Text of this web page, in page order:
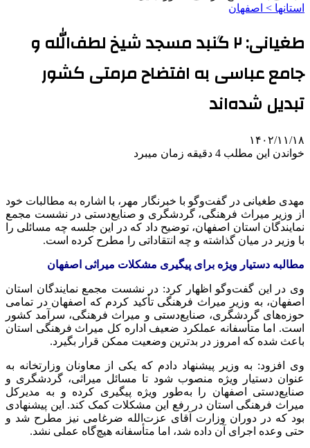
استانها > اصفهان
طغیانی: ۲ گنبد مسجد شیخ لطف‌الله و
جامع عباسی به افتضاح مرمتی کشور
تبدیل شده‌اند
۱۴۰۲/۱۱/۱۸
خواندن این مطلب 4 دقیقه زمان میبرد
مهدی طغیانی در گفت‌وگو با خبرنگار مهر، با اشاره به مطالبات خود
از وزیر میراث فرهنگی، گردشگری و صنایع‌دستی در نشست مجمع
نمایندگان استان اصفهان، توضیح داد که در این جلسه چه مسائلی را
با وزیر در میان گذاشته و چه انتقاداتی را مطرح کرده است.
مطالبه دستیار ویژه برای پیگیری مشکلات میراثی اصفهان
وی در این گفت‌وگو اظهار کرد: در نشست مجمع نمایندگان استان
اصفهان، به وزیر میراث فرهنگی تأکید کردم که اصفهان در تمامی
حوزه‌های گردشگری، صنایع‌دستی و میراث فرهنگی، سرآمد کشور
است. اما متأسفانه عملکرد ضعیف اداره کل میراث فرهنگی استان
باعث شده که امروز در بدترین وضعیت ممکن قرار بگیرد.
وی افزود: به وزیر پیشنهاد دادم که یکی از معاونان وزارتخانه به
عنوان دستیار ویژه منصوب شود تا مسائل میراثی، گردشگری و
صنایع‌دستی اصفهان را به‌طور ویژه پیگیری کرده و به مدیرکل
میراث فرهنگی استان در رفع این مشکلات کمک کند. این پیشنهادی
بود که در دوران وزارت آقای عزت‌الله ضرغامی نیز مطرح شد و
حتی وعده اجرای آن داده شد، اما متأسفانه هیچ‌گاه عملی نشد.